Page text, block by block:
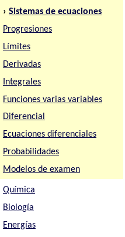
› Sistemas de ecuaciones
Progresiones
Límites
Derivadas
Integrales
Funciones varias variables
Diferencial
Ecuaciones diferenciales
Probabilidades
Modelos de examen
Química
Biología
Energías